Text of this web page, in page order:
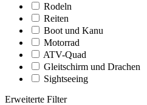
Rodeln
Reiten
Boot und Kanu
Motorrad
ATV-Quad
Gleitschirm und Drachen
Sightseeing
Erweiterte Filter